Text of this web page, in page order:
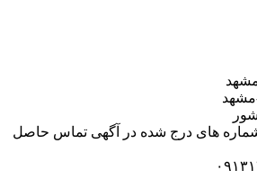
مشهد
شماره های درج شده در آگهی تماس حاصل